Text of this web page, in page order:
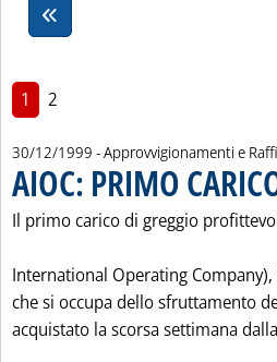
1 2
30/12/1999 - Approvvigionamenti e
AIOC: PRIMO
Il primo carico di greggio
International Operating
che si occupa dello sfruttamento
acquistato la scorsa settimana